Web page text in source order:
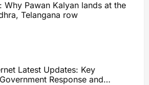
Why Pawan Kalyan lands at the
Telangana row
Latest Updates: Key
Response and